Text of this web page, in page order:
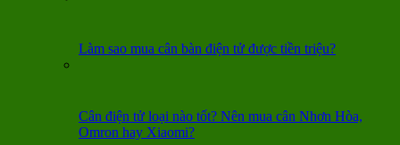
Làm sao mua cân bàn điện tử được tiền triệu?
Cân điện tử loại nào tốt? Nên mua cân Nhơn Hòa,
Omron hay Xiaomi?